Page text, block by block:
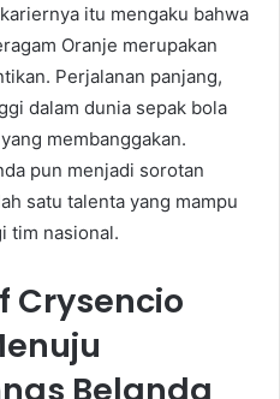
itu mengaku bahwa
Oranje merupakan
Perjalanan panjang,
dalam dunia sepak bola
membanggakan.
pun menjadi sorotan
satu talenta yang mampu
tim nasional.
Crysencio
Belanda